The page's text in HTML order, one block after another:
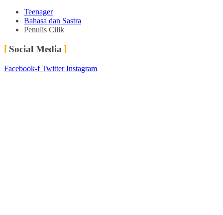
Teenager
Bahasa dan Sastra
Penulis Cilik
Social Media
Facebook-f Twitter Instagram